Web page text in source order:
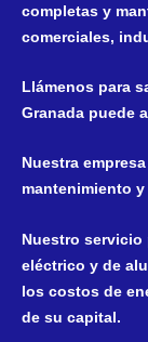
completas y
comerciales,
Llámenos para
Granada puede
Nuestra
mantenimiento
Nuestro
eléctrico y de
los costos de
de su capital.